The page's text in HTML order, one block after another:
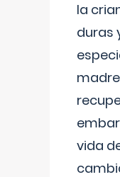
la
duras
vida